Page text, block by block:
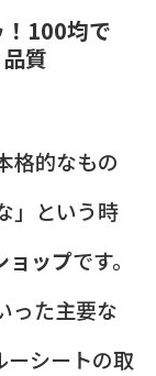
100均で
質
格的なもの
」という時
ョップです。
った主要な
ーシートの取